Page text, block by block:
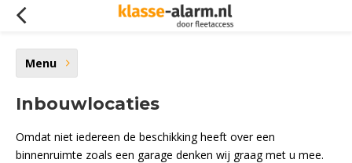
Menu
Inbouwlocaties
Omdat niet iedereen de beschikking heeft over een
binnenruimte zoals een garage denken wij graag met u mee.